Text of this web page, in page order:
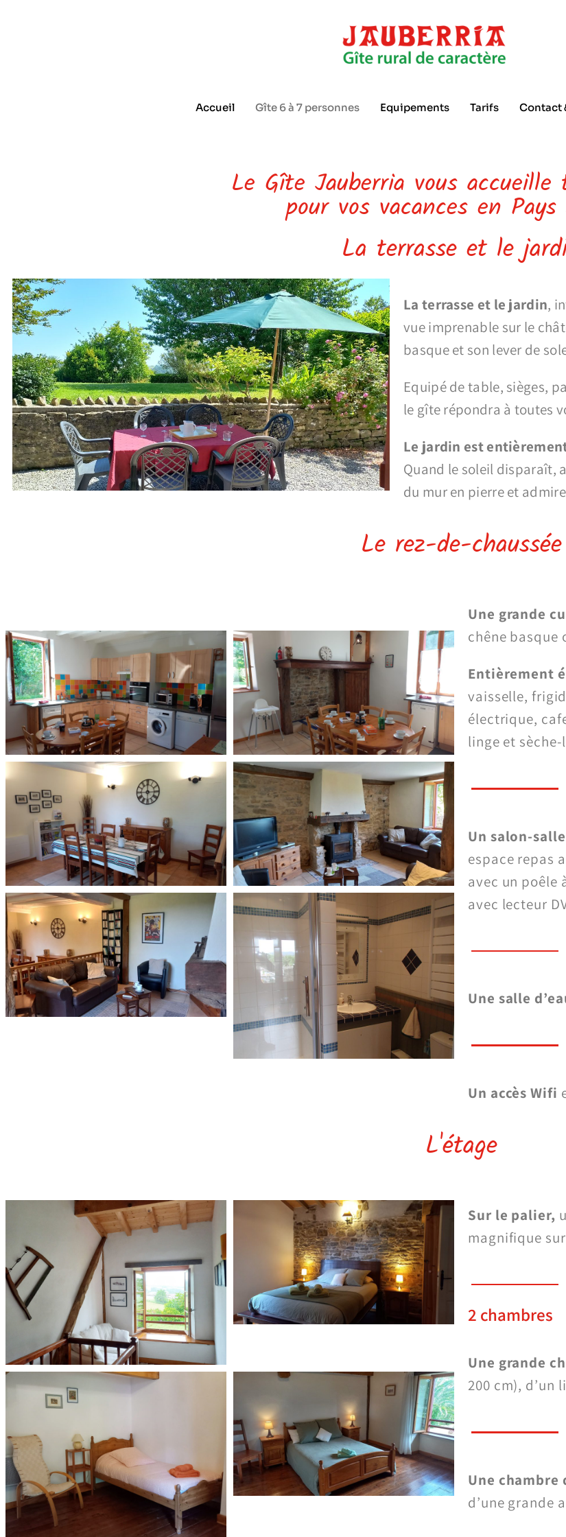
Accueil Gîte 6 à 7 personnes Equipements Tarifs Contact
Le Gîte Jauberria vous accueille
pour vos vacances en Pays
La terrasse et le
La terrasse et le jardin,
vue imprenable sur le
basque et son lever de
Equipé de table, sièges,
le gîte répondra à toutes
Le jardin est
Quand le soleil disparaît,
du mur en pierre et
Le rez-de-chaussée
Une grande
chêne basque
Entièrement
vaisselle,
électrique,
linge et sèche-
Un salon-
espace repas
avec un poêle
avec lecteur
Une salle
Un accès Wifi
L'étage
Sur le palier,
magnifique
2 chambres
Une grande
200 cm), d’un
Une chambre
d’une grande